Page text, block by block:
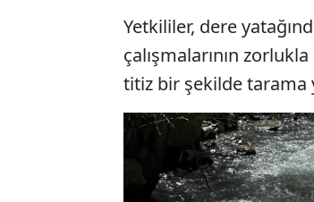
Yetkililer, dere
çalışmalarının
titiz bir şekilde tarama